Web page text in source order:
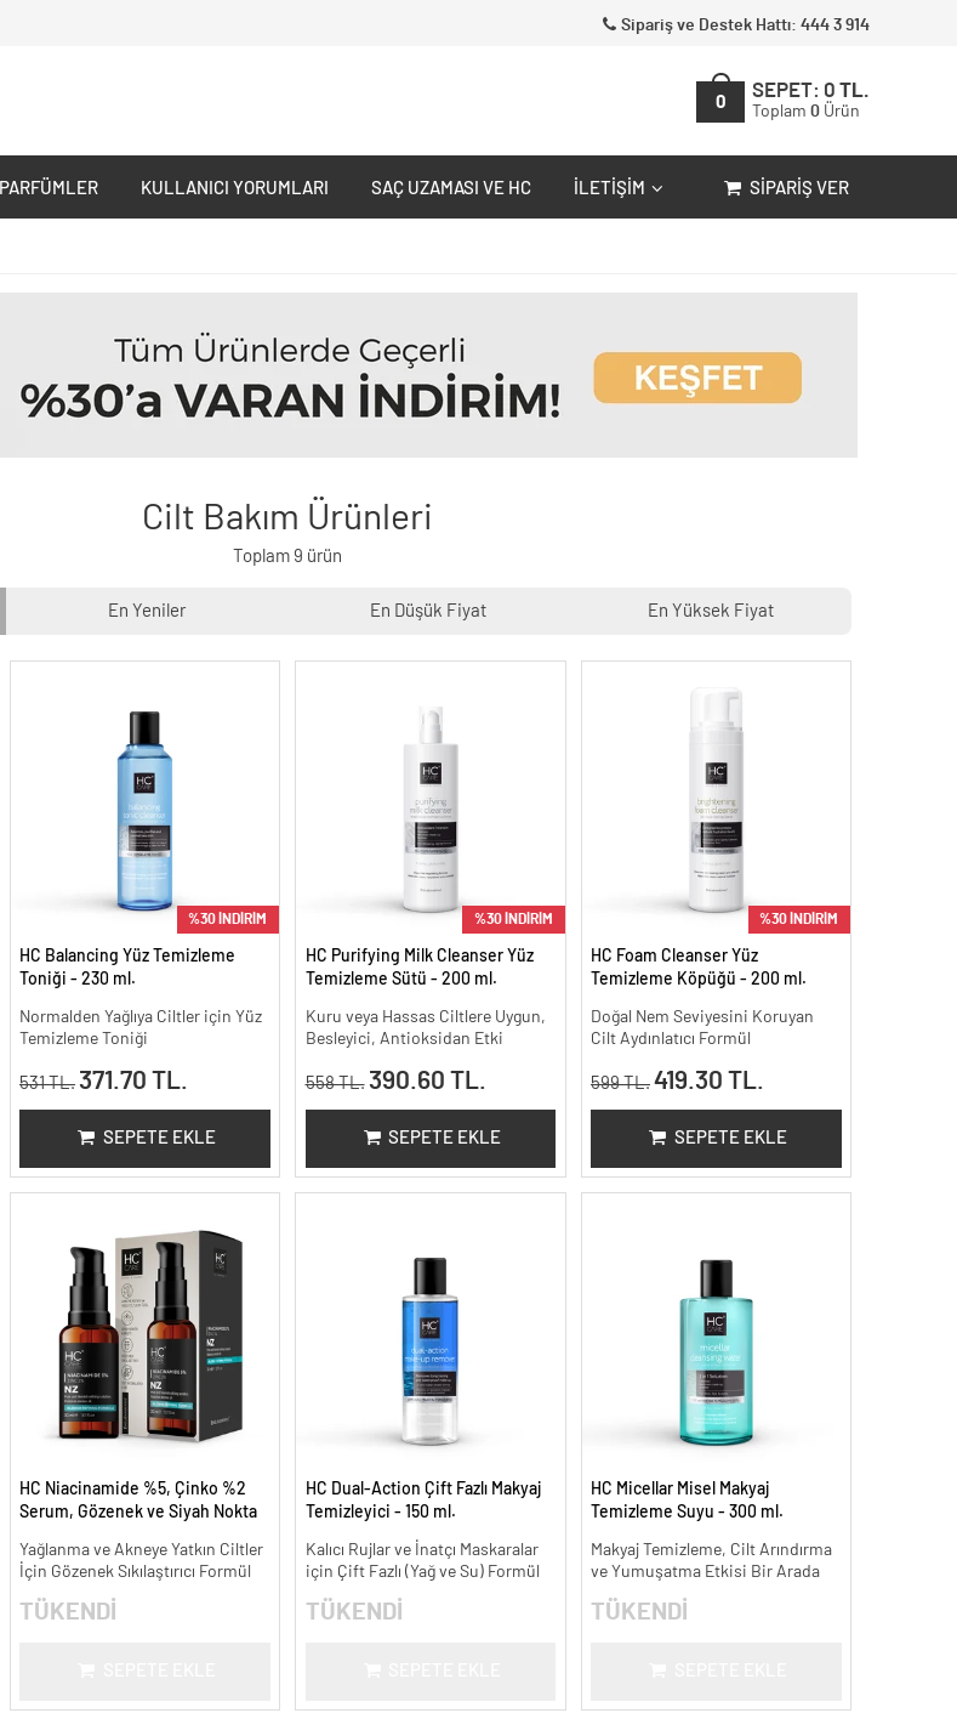
Sipariş ve Destek Hattı: 444 3 914
0
SEPET: 0 TL.
Toplam 0 Ürün
PARFÜMLER KULLANICI YORUMLARI SAÇ UZAMASI VE HC İLETIŞIM SIPARIŞ VER
Cilt Bakım Ürünleri
Toplam 9 ürün
En Yeniler En Düşük Fiyat En Yüksek Fiyat
%30 İNDİRİM
HC Balancing Yüz Temizleme
Toniği - 230 ml.
Normalden Yağlıya Ciltler için Yüz
Temizleme Toniği
531 TL. 371.70 TL.
SEPETE EKLE
%30 İNDİRİM
HC Purifying Milk Cleanser Yüz
Temizleme Sütü - 200 ml.
Kuru veya Hassas Ciltlere Uygun,
Besleyici, Antioksidan Etki
558 TL. 390.60 TL.
SEPETE EKLE
%30 İNDİRİM
HC Foam Cleanser Yüz
Temizleme Köpüğü - 200 ml.
Doğal Nem Seviyesini Koruyan
Cilt Aydınlatıcı Formül
599 TL. 419.30 TL.
SEPETE EKLE
HC Niacinamide %5, Çinko %2
Serum, Gözenek ve Siyah Nokta
- 30 ml.
Yağlanma ve Akneye Yatkın Ciltler
İçin Gözenek Sıkılaştırıcı Formül
TÜKENDİ
HC Dual-Action Çift Fazlı Makyaj
Temizleyici - 150 ml.
Kalıcı Rujlar ve İnatçı Maskaralar
için Çift Fazlı (Yağ ve Su) Formül
TÜKENDİ
HC Micellar Misel Makyaj
Temizleme Suyu - 300 ml.
Makyaj Temizleme, Cilt Arındırma
ve Yumuşatma Etkisi Bir Arada
TÜKENDİ